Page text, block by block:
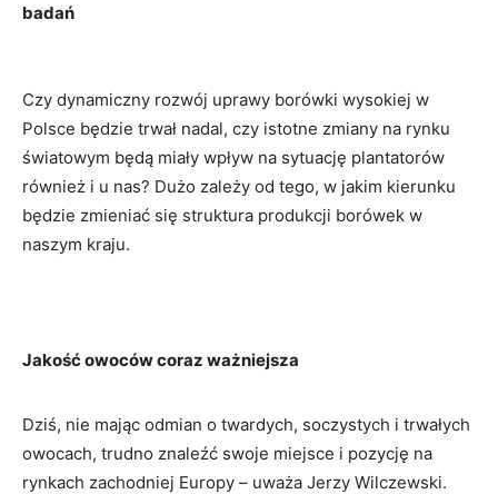
badań
Czy dynamiczny rozwój uprawy borówki wysokiej w
Polsce będzie trwał nadal, czy istotne zmiany na rynku
światowym będą miały wpływ na sytuację plantatorów
również i u nas? Dużo zależy od tego, w jakim kierunku
będzie zmieniać się struktura produkcji borówek w
naszym kraju.
Jakość owoców coraz ważniejsza
Dziś, nie mając odmian o twardych, soczystych i trwałych
owocach, trudno znaleźć swoje miejsce i pozycję na
rynkach zachodniej Europy – uważa Jerzy Wilczewski.